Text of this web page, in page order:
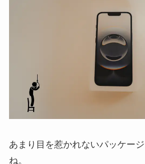
あまり目を惹かれないパッケー
ね。